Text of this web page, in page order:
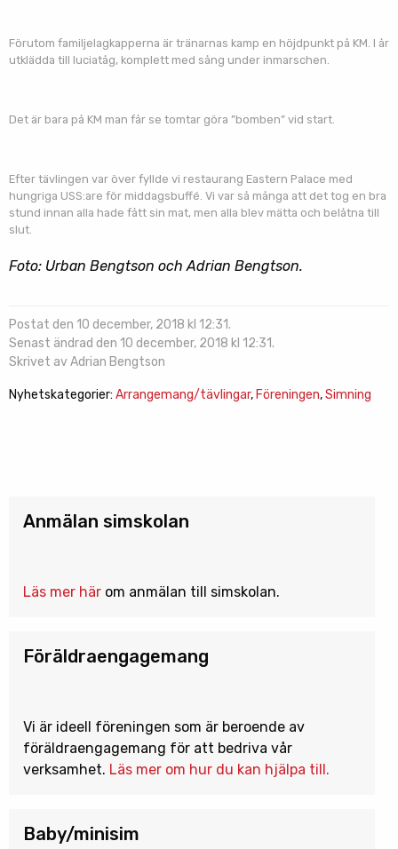
Förutom familjelagkapperna är tränarnas kamp en höjdpunkt på KM. I år
utklädda till luciatåg, komplett med sång under inmarschen.
Det är bara på KM man får se tomtar göra ”bomben” vid start.
Efter tävlingen var över fyllde vi restaurang Eastern Palace med
hungriga USS:are för middagsbuffé. Vi var så många att det tog en bra
stund innan alla hade fått sin mat, men alla blev mätta och belåtna till
slut.
Foto: Urban Bengtson och Adrian Bengtson.
Postat den 10 december, 2018 kl 12:31.
Senast ändrad den 10 december, 2018 kl 12:31.
Skrivet av Adrian Bengtson
Nyhetskategorier: Arrangemang/tävlingar, Föreningen,Simning
Anmälan simskolan
Läs mer här om anmälan till simskolan.
Föräldraengagemang
Vi är ideell föreningen som är beroende av
föräldraengagemang för att bedriva vår
verksamhet. Läs mer om hur du kan hjälpa till.
Baby/minisim